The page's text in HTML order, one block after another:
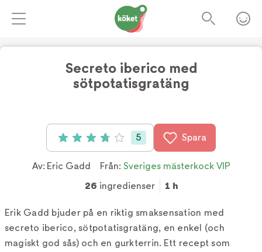
Secreto iberico med
sötpotatisgratäng
Betyg: 3.8 av 5 (5 röster)
5 Spara
Av: Eric Gadd Från: Sveriges mästerkock VIP
26 ingredienser 1 h
Erik Gadd bjuder på en riktig smaksensation med
secreto iberico, sötpotatisgratäng, en enkel (och
magiskt god sås) och en gurkterrin. Ett recept som